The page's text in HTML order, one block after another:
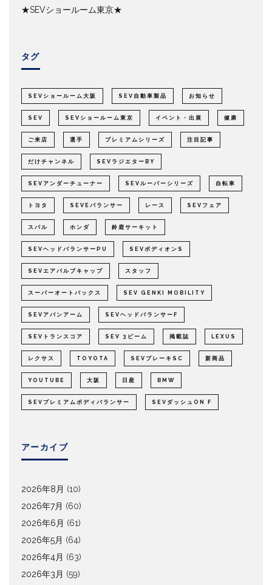
★SEVショールーム東京★
タグ
SEVショールーム大阪 SEV自動車製品 お知らせ
SEV SEVショールーム東京 イベント・出展 健康
ご来店 選手 プレミアムシリーズ 注目記事
だけチャンネル SEVラジエターBY
SEVアンダーチューナー SEVルーパーシリーズ 自転車
トヨタ SEVEバランサー レース SEVフェア
スバル ホンダ 鈴鹿サーキット
SEVヘッドバランサーPU SEVボディオンS
SEVエアバルブキャップ スタッフ
スーパーオートバックス SEV GENKI MOBILITY
SEVアバンアーム SEVヘッドバランサーF
SEVトランスコア SEV 3ビーム 掲載誌 LEXUS
レクサス TOYOTA SEVブレーキSC 新商品
YOUTUBE 大阪 日産 BMW
SEVプレミアムボディバランサー SEVダッシュON F
アーカイブ
2026年8月 (10)
2026年7月 (60)
2026年6月 (61)
2026年5月 (64)
2026年4月 (63)
2026年3月 (59)